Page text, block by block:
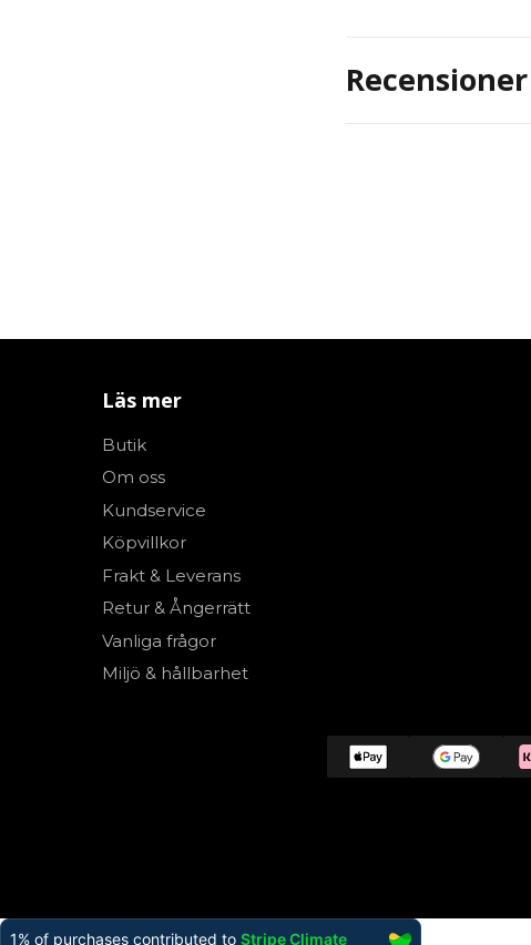
Recensioner
Läs mer
Butik
Om oss
Kundservice
Köpvillkor
Frakt & Leverans
Retur & Ångerrätt
Vanliga frågor
Miljö & hållbarhet